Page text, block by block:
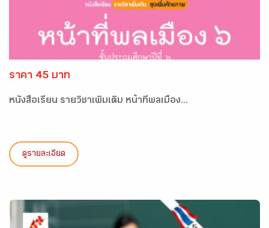
ราคา 45 บาท
หนังสือเรียน รายวิชาเพิ่มเติม หน้าที่พลเมือง...
ดูรายละเอียด